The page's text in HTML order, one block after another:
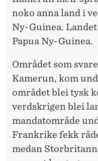
noko anna land i
Ny-Guinea.
Papua Ny-Guinea.
Området som
Kamerun, kom
området blei tysk
verdskrigen blei
mandatområde
Frankrike fekk
medan